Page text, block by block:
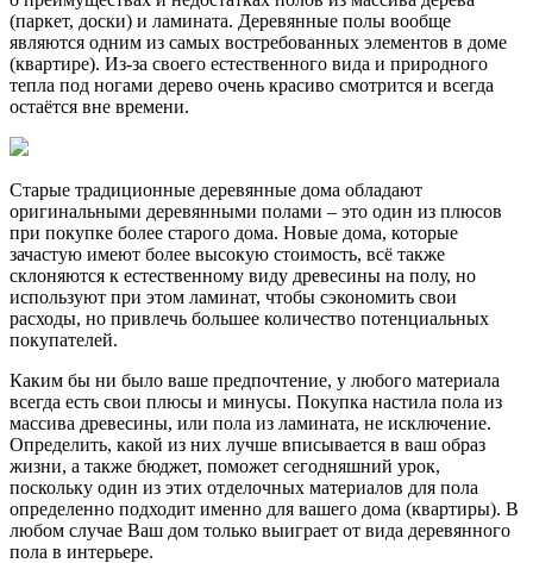
(паркет, доски) и ламината. Деревянные полы вообще
являются одним из самых востребованных элементов в доме
(квартире). Из-за своего естественного вида и природного
тепла под ногами дерево очень красиво смотрится и всегда
остаётся вне времени.
Старые традиционные деревянные дома обладают
оригинальными деревянными полами – это один из плюсов
при покупке более старого дома. Новые дома, которые
зачастую имеют более высокую стоимость, всё также
склоняются к естественному виду древесины на полу, но
используют при этом ламинат, чтобы сэкономить свои
расходы, но привлечь большее количество потенциальных
покупателей.
Каким бы ни было ваше предпочтение, у любого материала
всегда есть свои плюсы и минусы. Покупка настила пола из
массива древесины, или пола из ламината, не исключение.
Определить, какой из них лучше вписывается в ваш образ
жизни, а также бюджет, поможет сегодняшний урок,
поскольку один из этих отделочных материалов для пола
определенно подходит именно для вашего дома (квартиры). В
любом случае Ваш дом только выиграет от вида деревянного
пола в интерьере.